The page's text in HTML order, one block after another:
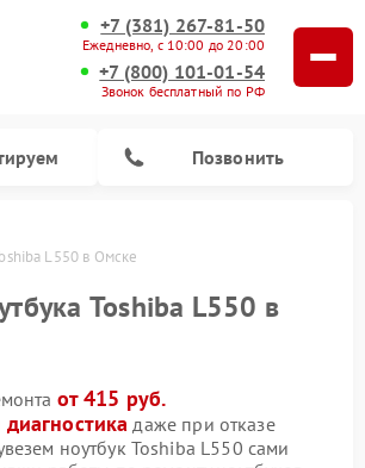
+7 (381) 267-81-50
Ежедневно, с 10:00 до 20:00
+7 (800) 101-01-54
Звонок бесплатный по РФ
Позвонить
L550 в Омске
Toshiba L550 в
от 415 руб.
даже при отказе
ноутбук Toshiba L550 сами